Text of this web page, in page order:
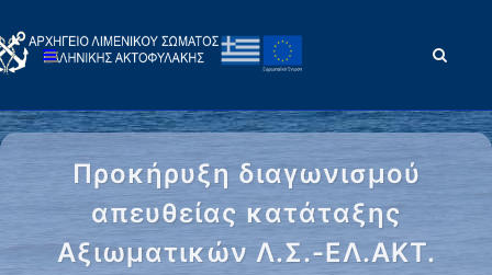
Προκήρυξη διαγωνισμού
απευθείας κατάταξης
Αξιωματικών Λ.Σ.-ΕΛ.ΑΚΤ.